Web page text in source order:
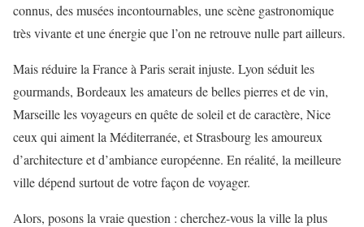
connus, des musées incontournables, une scène gastronomique
très vivante et une énergie que l’on ne retrouve nulle part ailleurs.
Mais réduire la France à Paris serait injuste. Lyon séduit les
gourmands, Bordeaux les amateurs de belles pierres et de vin,
Marseille les voyageurs en quête de soleil et de caractère, Nice
ceux qui aiment la Méditerranée, et Strasbourg les amoureux
d’architecture et d’ambiance européenne. En réalité, la meilleure
ville dépend surtout de votre façon de voyager.
Alors, posons la vraie question : cherchez-vous la ville la plus